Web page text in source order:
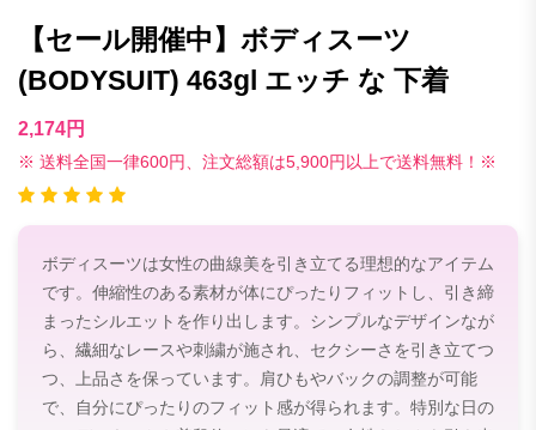
【セール開催中】ボディスーツ
(BODYSUIT) 463gl エッチ な 下着
2,174円
※ 送料全国一律600円、注文総額は5,900円以上で送料無料！※
ボディスーツは女性の曲線美を引き立てる理想的なアイテム
です。伸縮性のある素材が体にぴったりフィットし、引き締
まったシルエットを作り出します。シンプルなデザインなが
ら、繊細なレースや刺繍が施され、セクシーさを引き立てつ
つ、上品さを保っています。肩ひもやバックの調整が可能
で、自分にぴったりのフィット感が得られます。特別な日の